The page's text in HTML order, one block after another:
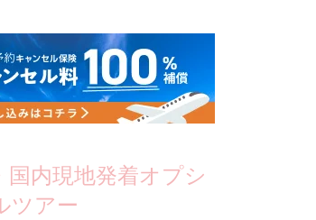
国内現地発着オプシ
ツアー